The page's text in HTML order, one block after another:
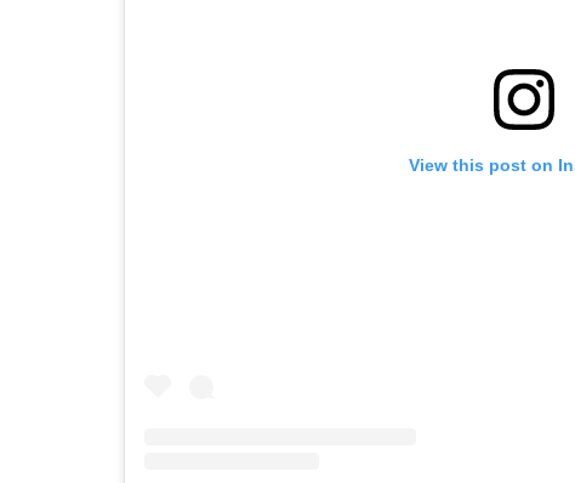
View this post on